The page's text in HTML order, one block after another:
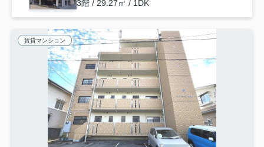
3階 / 29.27㎡ / 1DK
賃貸マンション